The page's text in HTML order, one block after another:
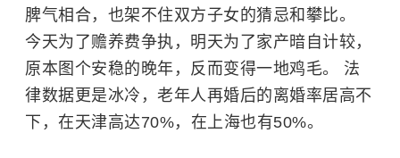
脾气相合，也架不住双方子女的猜忌和攀比。
今天为了赡养费争执，明天为了家产暗自计较，
原本图个安稳的晚年，反而变得一地鸡毛。 法
律数据更是冰冷，老年人再婚后的离婚率居高不
下，在天津高达70%，在上海也有50%。